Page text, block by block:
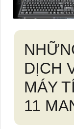
DỊCH
MÁY
11